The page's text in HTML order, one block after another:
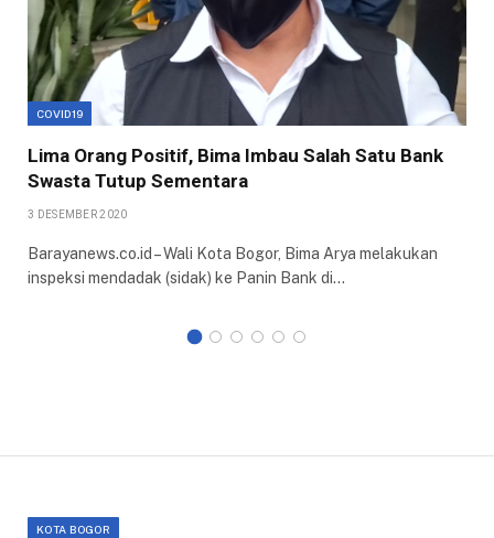
COVID19
Lima Orang Positif, Bima Imbau Salah Satu Bank
Swasta Tutup Sementara
3 DESEMBER 2020
Barayanews.co.id – Wali Kota Bogor, Bima Arya melakukan
inspeksi mendadak (sidak) ke Panin Bank di…
KOTA BOGOR